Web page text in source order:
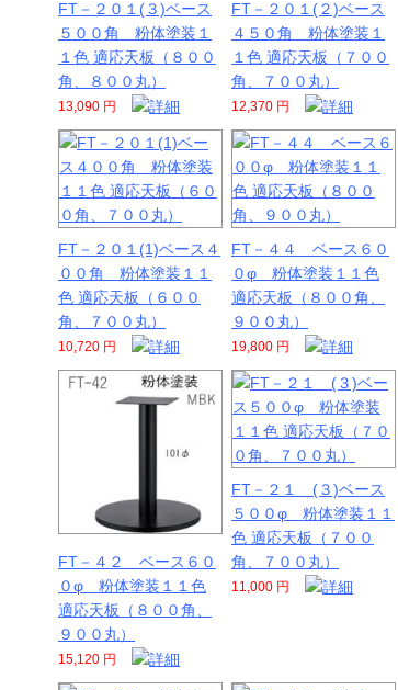
FT－２０１(３)ベース
５００角 粉体塗装１
１色 適応天板（８００
角、８００丸）
13,090 円
FT－２０１(２)ベース
４５０角 粉体塗装１
１色 適応天板（７００
角、７００丸）
12,370 円
FT－２０１(1)ベース４
００角 粉体塗装１１
色 適応天板（６００
角、７００丸）
10,720 円
FT－４４ ベース６０
０φ 粉体塗装１１色
適応天板（８００角、
９００丸）
19,800 円
FT－４２ ベース６０
０φ 粉体塗装１１色
適応天板（８００角、
９００丸）
15,120 円
FT－２１ (３)ベース
５００φ 粉体塗装１１
色 適応天板（７００
角、７００丸）
11,000 円